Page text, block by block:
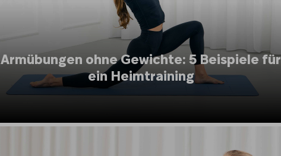
Armübungen ohne Gewichte: 5 Beispiele für
ein Heimtraining